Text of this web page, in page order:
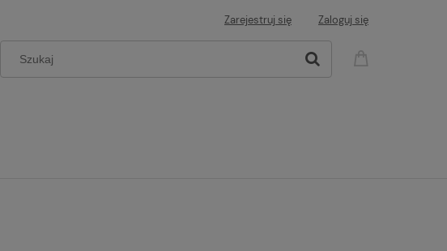
Zarejestruj się Zaloguj się